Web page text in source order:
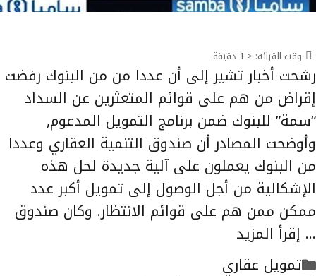
وقت القرائه: < 1 دقيقة
رشحت أخبار تشير إلى أن عددا من من البنوك رفضت
إقراض من هم على قوائم المتعثرين عن السداد
“سمة” للبنوك ضمن برنامج التمويل المدعوم,
وأوضحت المصادر أن صندوق التنمية العقاري وعددا
من البنوك يعملون على آلية جديدة لحل هذه
الإشكالية من أجل الوصول إلى تمويل أكبر عدد
ممكن ممن هم على قوائم الانتظار. وكان صندوق
… إقرأ المزيد
التصنيفات
تمويل عقاري